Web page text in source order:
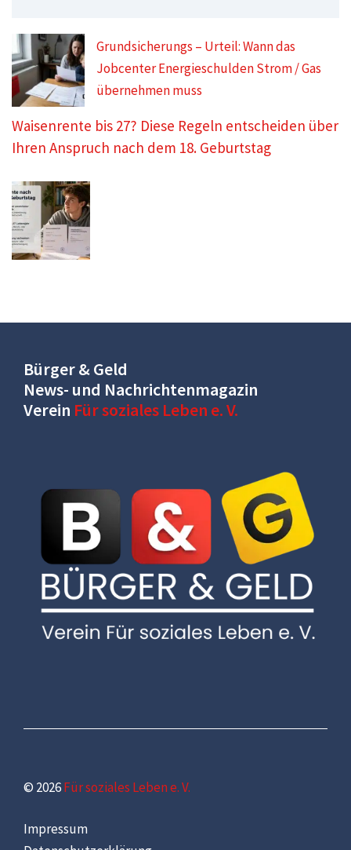
Grundsicherungs – Urteil: Wann das
Jobcenter Energieschulden Strom / Gas
übernehmen muss
Waisenrente bis 27? Diese Regeln entscheiden über
Ihren Anspruch nach dem 18. Geburtstag
Bürger & Geld
News- und Nachrichtenmagazin
Verein Für soziales Leben e. V.
© 2026Für soziales Leben e. V.
Impressum